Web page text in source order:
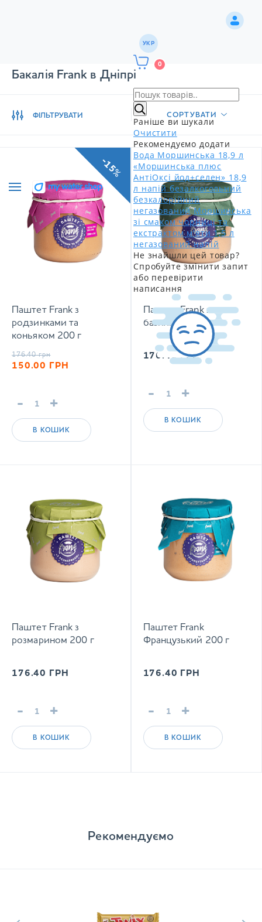
УКР
0
Раніше ви шукали
Очистити
Рекомендуємо додати
Вода Моршинська 18,9 л
«Моршинська плюс
АнтіОксі йод+селен» 18,9
л напій безалкогольний
безкалорійний
негазований Моршинська
зі смаком чорниці та
екстрактом м'яти 1,5 л
негазований напій
Не знайшли цей товар?
Спробуйте змінити запит
або перевірити
написання
Бакалія Frank в Дніпрі
ФІЛЬТРУВАТИ СОРТУВАТИ
Паштет Frank з
родзинками та
коньяком 200 г
176.40 грн
150.00 ГРН
- +
В КОШИК
-15%
Паштет Frank з
базиліком 200 г
176.40ГРН
- +
В КОШИК
Паштет Frank з
розмарином 200 г
176.40 ГРН
- +
В КОШИК
Паштет Frank
Французький 200 г
176.40 ГРН
- +
В КОШИК
Рекомендуємо